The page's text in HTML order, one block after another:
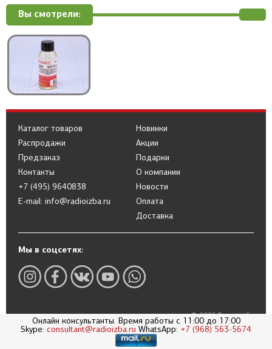
Вы смотрели:
Каталог товаров
Распродажи
Предзаказ
Новинки
Акции
Подарки
Контакты
+7 (495) 9640838
E-mail: info@radioizba.ru
О компании
Новости
Оплата
Доставка
Мы в соцсетях:
© 2026 Радиоизба
Политика в отношении обработки
персональных данных
Онлайн консультанты. Время работы с 11:00 до 17:00
Skype: consultant@radioizba.ru WhatsApp: +7 (968) 563-5674